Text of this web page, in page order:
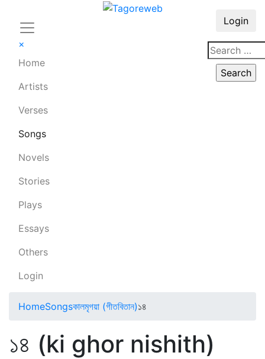
×
Home
Artists
Verses
Songs
Novels
Stories
Plays
Essays
Others
Login
Login
HomeSongsকালমৃগয়া (গীতবিতান)১৪
১৪ (ki ghor nishith)